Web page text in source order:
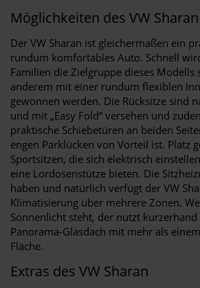
Möglichkeiten des VW Sharan
Der VW Sharan ist gleichermaßen ein
rundum komfortables Auto. Schnell
Familien die Zielgruppe dieses Modells
anderem mit einer rundum flexiblen
gewonnen werden. Die Rücksitze sind
und mit „Easy Fold“ versehen und
praktische Schiebetüren an beiden
engen Parklücken von Vorteil ist. Platz
Sportsitzen, die sich elektrisch
eine Lordosenstütze bieten. Die
haben und natürlich verfügt der VW
Klimatisierung über mehrere Zonen.
Sonnenlicht steht, der nutzt kurzerhand
Panorama-Glasdach mit mehr als
Fläche.
Extras des VW Sharan